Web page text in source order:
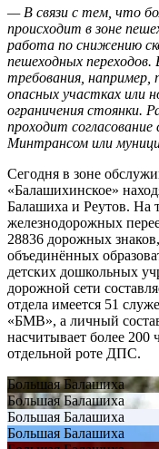
— В связи с тем, что
происходит в зоне
работа по снижению
пешеходных переходов.
требования, например,
опасных участках или
ограничения стоянки.
проходит согласование
Минтрансом или
Сегодня в зоне
«Балашихинское»
Балашиха и Реутов. На
железнодорожных
28836 дорожных
объединённых
детских дошкольных
дорожной сети
отдела имеется 51
«БМВ», а личный
насчитывает более 200
отдельной роте ДПС.
Большая Балашиха
Большая Балашиха
Большая Балашиха
Большая Балашиха